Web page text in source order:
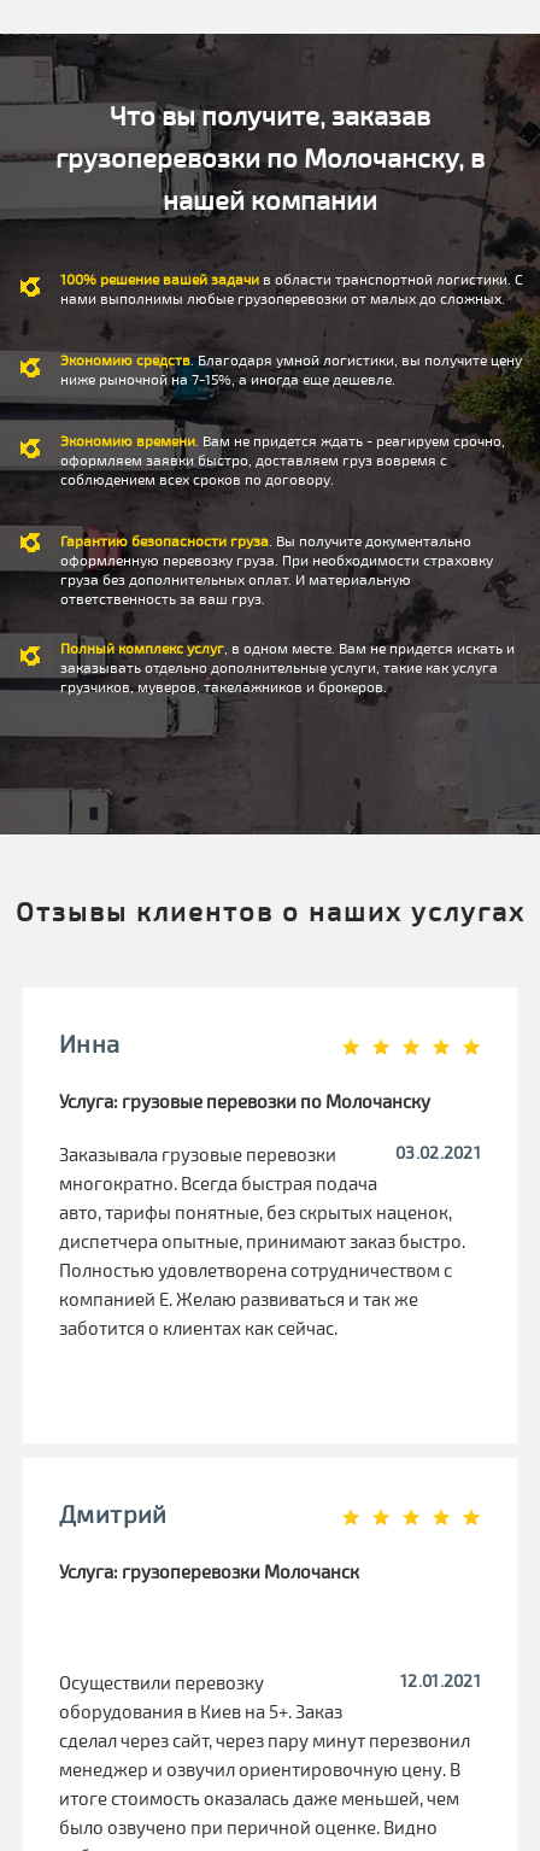
Что вы получите, заказав
грузоперевозки по Молочанску, в
нашей компании
100% решение вашей задачи в области транспортной логистики. С
нами выполнимы любые грузоперевозки от малых до сложных.
Экономию средств. Благодаря умной логистики, вы получите цену
ниже рыночной на 7-15%, а иногда еще дешевле.
Экономию времени . Вам не придется ждать - реагируем срочно,
оформляем заявки быстро, доставляем груз вовремя с
соблюдением всех сроков по договору.
Гарантию безопасности груза . Вы получите документально
оформленную перевозку груза. При необходимости страховку
груза без дополнительных оплат. И материальную
ответственность за ваш груз.
Полный комплекс услуг , в одном месте. Вам не придется искать и
заказывать отдельно дополнительные услуги, такие как услуга
грузчиков, муверов, такелажников и брокеров.
Отзывы клиентов о наших услугах
Инна
Услуга: грузовые перевозки по Молочанску
03.02.2021
Заказывала грузовые перевозки
многократно. Всегда быстрая подача
авто, тарифы понятные, без скрытых наценок,
диспетчера опытные, принимают заказ быстро.
Полностью удовлетворена сотрудничеством с
компанией Е. Желаю развиваться и так же
заботится о клиентах как сейчас.
Дмитрий
Услуга: грузоперевозки Молочанск
12.01.2021
Осуществили перевозку
оборудования в Киев на 5+. Заказ
сделал через сайт, через пару минут перезвонил
менеджер и озвучил ориентировочную цену. В
итоге стоимость оказалась даже меньшей, чем
было озвучено при перичной оценке. Видно